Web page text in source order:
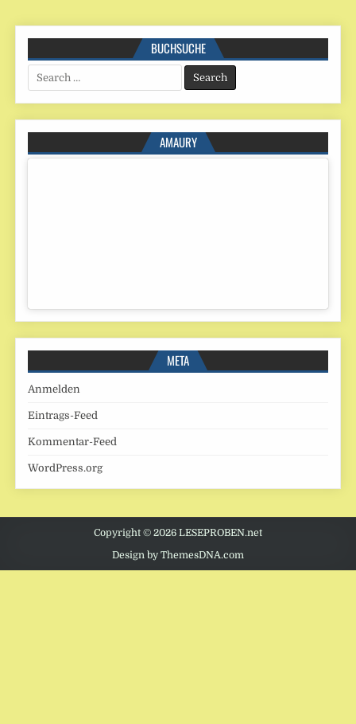
BUCHSUCHE
Search
for:
AMAURY
META
Anmelden
Eintrags-Feed
Kommentar-Feed
WordPress.org
Copyright © 2026 LESEPROBEN.net
Design by ThemesDNA.com